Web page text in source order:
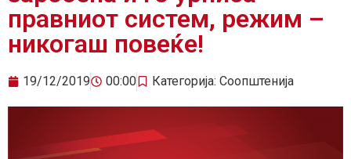
правниот систем, режим –
никогаш повеќе!
19/12/2019 00:00 Категорија: Соопштенија